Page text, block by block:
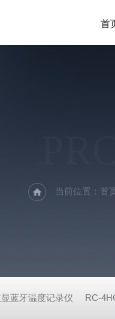
首
当前位置： 首
蓝牙温度记录仪 RC-